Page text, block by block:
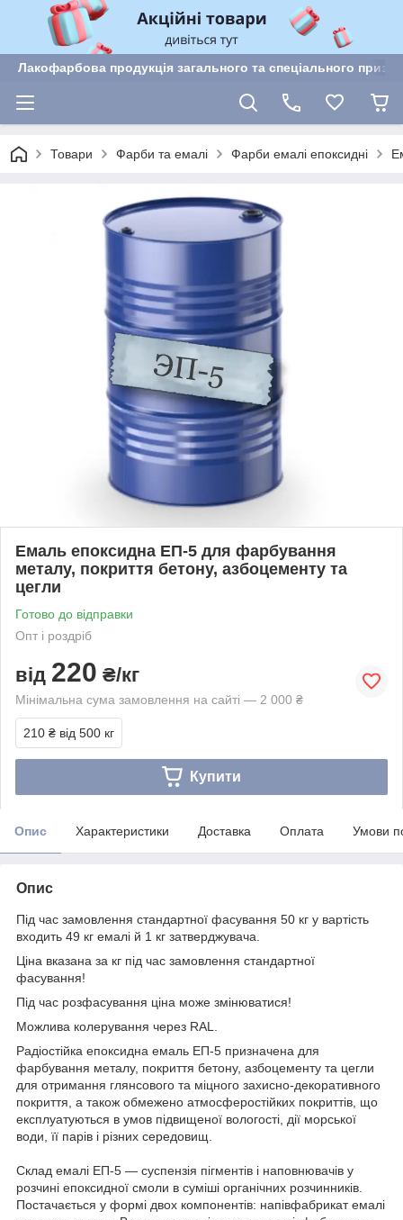
Лакофарбова продукція загального та спеціального
Товари Фарби та емалі Фарби емалі епоксидні
Емаль епоксидна ЕП-5 для фарбування
металу, покриття бетону, азбоцементу та
цегли
Готово до відправки
Опт і роздріб
від 220 ₴/кг
Мінімальна сума замовлення на сайті — 2 000 ₴
210 ₴ від 500 кг
Купити
Опис Характеристики Доставка Оплата Умови
Опис
Під час замовлення стандартної фасування 50 кг у вартість
входить 49 кг емалі й 1 кг затверджувача.
Ціна вказана за кг під час замовлення стандартної
фасування!
Під час розфасування ціна може змінюватися!
Можлива колерування через RAL.
Радіостійка епоксидна емаль ЕП-5 призначена для
фарбування металу, покриття бетону, азбоцементу та цегли
для отримання глянсового та міцного захисно-декоративного
покриття, а також обмежено атмосферостійких покриттів, що
експлуатуються в умов підвищеної вологості, дії морської
води, її парів і різних середовищ.
Склад емалі ЕП-5 — суспензія пігментів і наповнювачів у
розчині епоксидної смоли в суміші органічних розчинників.
Постачається у формі двох компонентів: напівфабрикат емалі